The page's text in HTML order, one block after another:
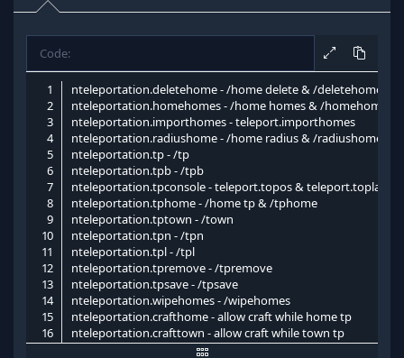
Code:
nteleportation.deletehome - /home delete & /deletehome
nteleportation.homehomes - /home homes & /homehomes
nteleportation.importhomes - teleport.importhomes
nteleportation.radiushome - /home radius & /radiushome
nteleportation.tp - /tp
nteleportation.tpb - /tpb
nteleportation.tpconsole - teleport.topos & teleport.toplayer
nteleportation.tphome - /home tp & /tphome
nteleportation.tptown - /town
nteleportation.tpn - /tpn
nteleportation.tpl - /tpl
nteleportation.tpremove - /tpremove
nteleportation.tpsave - /tpsave
nteleportation.wipehomes - /wipehomes
nteleportation.crafthome - allow craft while home tp
nteleportation.crafttown - allow craft while town tp
nteleportation.crafttpr - allow craft while tpr tp